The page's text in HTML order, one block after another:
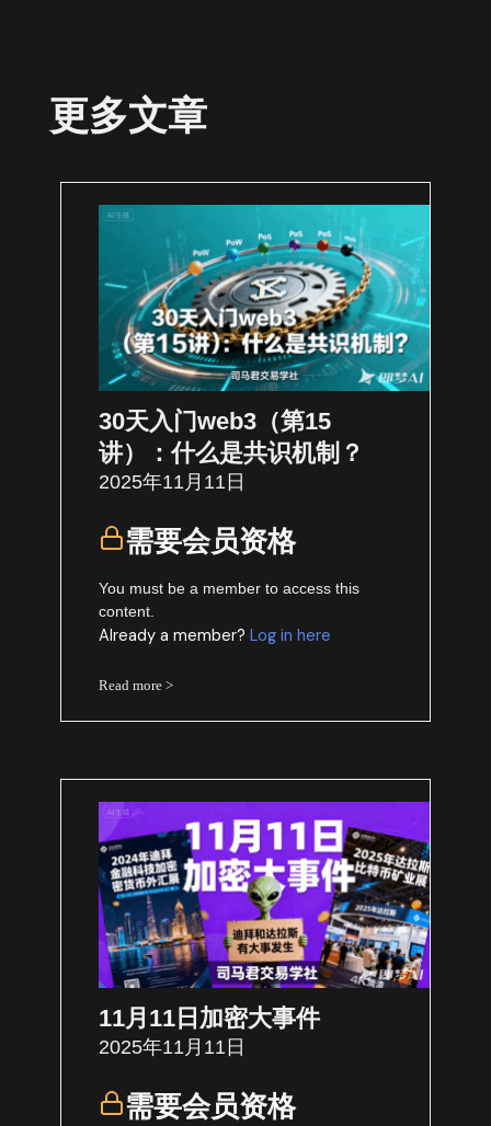
更多文章
30天入门web3（第15
讲）：什么是共识机制？
2025年11月11日
需要会员资格
You must be a member to access this
content.
Already a member?Log in here
Read more >
11月11日加密大事件
2025年11月11日
需要会员资格